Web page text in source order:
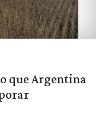
que Argentina